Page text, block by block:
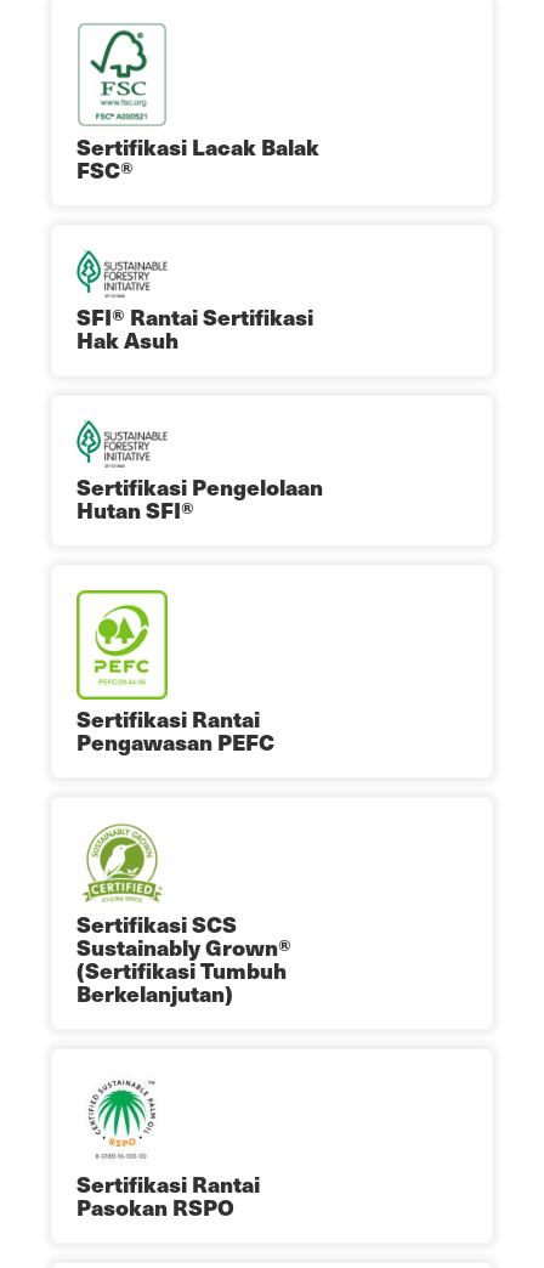
Sertifikasi Lacak Balak
FSC®
SFI® Rantai Sertifikasi
Hak Asuh
Sertifikasi Pengelolaan
Hutan SFI®
Sertifikasi Rantai
Pengawasan PEFC
Sertifikasi SCS
Sustainably Grown®
(Sertifikasi Tumbuh
Berkelanjutan)
Sertifikasi Rantai
Pasokan RSPO